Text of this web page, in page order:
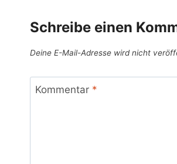
Schreibe einen
Deine E-Mail-Adresse wird nicht
Kommentar *